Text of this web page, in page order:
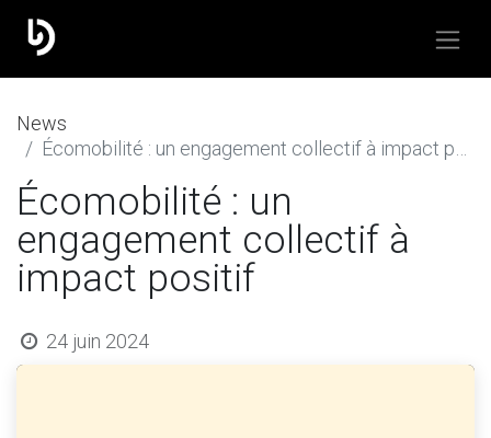
​News
Écomobilité : un engagement collectif à impact positif
Écomobilité : un
engagement collectif à
impact positif
24 juin 2024